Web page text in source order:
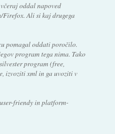
oddal napoved
Ali si kaj drugega
pomagal oddati poročilo.
program tega nima. Tako
program (free,
izvoziti xml in ga uvoziti v
friendy in platform-